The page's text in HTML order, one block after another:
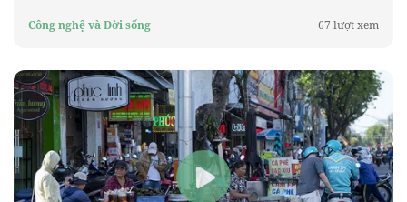
Công nghệ và Đời sống 67 lượt xem